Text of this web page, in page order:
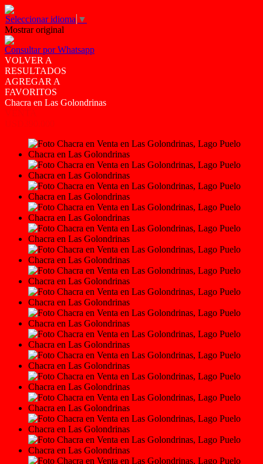
Seleccionar idioma ▼
Mostrar original
Consultar por Whatsapp
VOLVER A
RESULTADOS
AGREGAR A
FAVORITOS
Chacra en Las Golondrinas